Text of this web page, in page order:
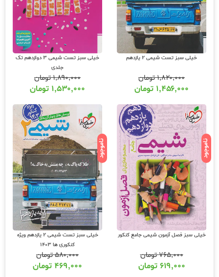
خیلی سبز تست شیمی 2 یازدهم
۱,۸۲۰,۰۰۰تومان
۱,۴۵۶,۰۰۰ تومان
خیلی سبز تست شیمی 3 دوازدهم تک
جلدی
۱,۸۹۰,۰۰۰تومان
۱,۵۳۰,۰۰۰ تومان
ناموجود
خیلی سبز فصل آزمون شیمی جامع کنکور
۷۶۵,۰۰۰تومان
۶۱۹,۰۰۰ تومان
ناموجود
خیلی سبز تست شیمی 2 یازدهم ویژه
کنکوری ها 1403
۵۸۰,۰۰۰تومان
۴۶۹,۰۰۰ تومان